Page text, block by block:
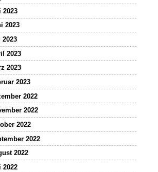
2023
2023
2023
2023
2023
2023
2022
2022
2022
2022
2022
2022